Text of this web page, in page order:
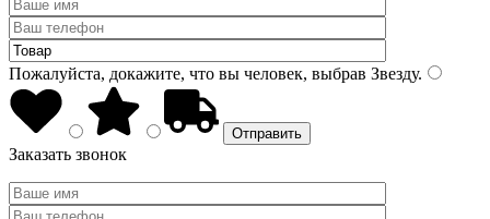
Пожалуйста, докажите, что вы человек, выбрав Звезду.
Заказать звонок